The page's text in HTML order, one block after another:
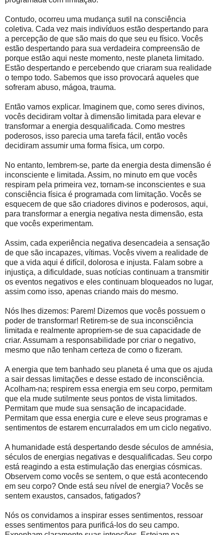
Contudo, ocorreu uma mudança sutil na consciência
coletiva. Cada vez mais indivíduos estão despertando para
a percepção de que são mais do que seu eu físico. Vocês
estão despertando para sua verdadeira compreensão de
porque estão aqui neste momento, neste planeta limitado.
Estão despertando e percebendo que criaram sua realidade
o tempo todo. Sabemos que isso provocará aqueles que
sofreram abuso, mágoa, trauma.
Então vamos explicar. Imaginem que, como seres divinos,
vocês decidiram voltar à dimensão limitada para elevar e
transformar a energia desqualificada. Como mestres
poderosos, isso parecia uma tarefa fácil, então vocês
decidiram assumir uma forma física, um corpo.
No entanto, lembrem-se, parte da energia desta dimensão é
inconsciente e limitada. Assim, no minuto em que vocês
respiram pela primeira vez, tornam-se inconscientes e sua
consciência física é programada com limitação. Vocês se
esquecem de que são criadores divinos e poderosos, aqui,
para transformar a energia negativa nesta dimensão, esta
que vocês experimentam.
Assim, cada experiência negativa desencadeia a sensação
de que são incapazes, vítimas. Vocês vivem a realidade de
que a vida aqui é difícil, dolorosa e injusta. Falam sobre a
injustiça, a dificuldade, suas notícias continuam a transmitir
os eventos negativos e eles continuam bloqueados no lugar,
assim como isso, apenas criando mais do mesmo.
Nós lhes dizemos: Parem! Dizemos que vocês possuem o
poder de transformar! Retirem-se de sua inconsciência
limitada e realmente apropriem-se de sua capacidade de
criar. Assumam a responsabilidade por criar o negativo,
mesmo que não tenham certeza de como o fizeram.
A energia que tem banhado seu planeta é uma que os ajuda
a sair dessas limitações e desse estado de inconsciência.
Acolham-na; respirem essa energia em seu corpo, permitam
que ela mude sutilmente seus pontos de vista limitados.
Permitam que mude sua sensação de incapacidade.
Permitam que essa energia cure e eleve seus programas e
sentimentos de estarem encurralados em um ciclo negativo.
A humanidade está despertando desde séculos de amnésia,
séculos de energias negativas e desqualificadas. Seu corpo
está reagindo a esta estimulação das energias cósmicas.
Observem como vocês se sentem, o que está acontecendo
em seu corpo? Onde está seu nível de energia? Vocês se
sentem exaustos, cansados, fatigados?
Nós os convidamos a inspirar esses sentimentos, ressoar
esses sentimentos para purificá-los do seu campo.